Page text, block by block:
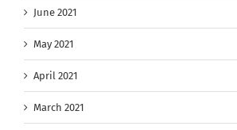
June 2021
May 2021
April 2021
March 2021